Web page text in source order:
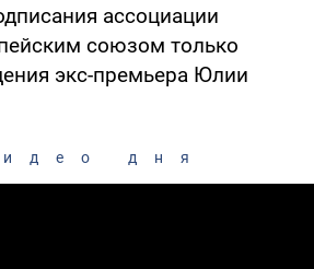
ассоциации
союзом только
экс-премьера Юлии
дня